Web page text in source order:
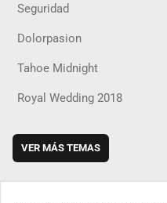
Seguridad
Dolorpasion
Tahoe Midnight
Royal Wedding 2018
VER MÁS TEMAS